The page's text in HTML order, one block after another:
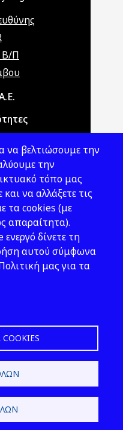
Β/Π
μας
να βελτιώσουμε την
την
τόπο μας
να αλλάξετε τις
τα cookies (με
απαραίτητα).
δίνετε τη
αυτού σύμφωνα
μας για τα
by